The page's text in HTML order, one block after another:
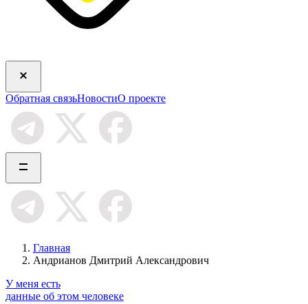
Обратная связьНовостиО проекте
Главная
Андрианов Дмитрий Александрович
У меня есть
данные об этом человеке